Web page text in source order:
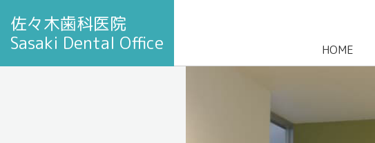
佐々木歯科医院
Sasaki Dental Office
HOME